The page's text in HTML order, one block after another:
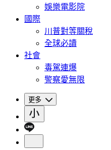
娛樂電影院
國際
川普對等關稅
全球必讀
社會
毒駕連爆
警察愛無限
更多